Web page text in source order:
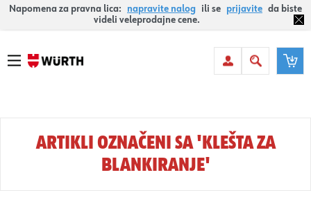
Napomena za pravna lica: napravite nalog ili se prijavite da biste
videli veleprodajne cene.
ARTIKLI OZNAČENI SA 'KLEŠTA ZA
BLANKIRANJE'